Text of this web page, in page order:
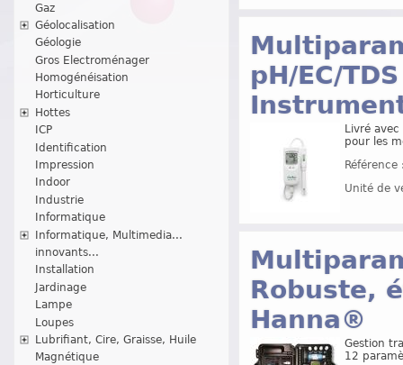
Gaz
Géolocalisation
Géologie
Gros Electroménager
Homogénéisation
Horticulture
Hottes
ICP
Identification
Impression
Indoor
Industrie
Informatique
Informatique, Multimedia...
innovants...
Installation
Jardinage
Lampe
Loupes
Lubrifiant, Cire, Graisse, Huile
Magnétique
pH/EC/
Livré
pour les
Unité de
Robuste,
Hanna®
Gestion
12